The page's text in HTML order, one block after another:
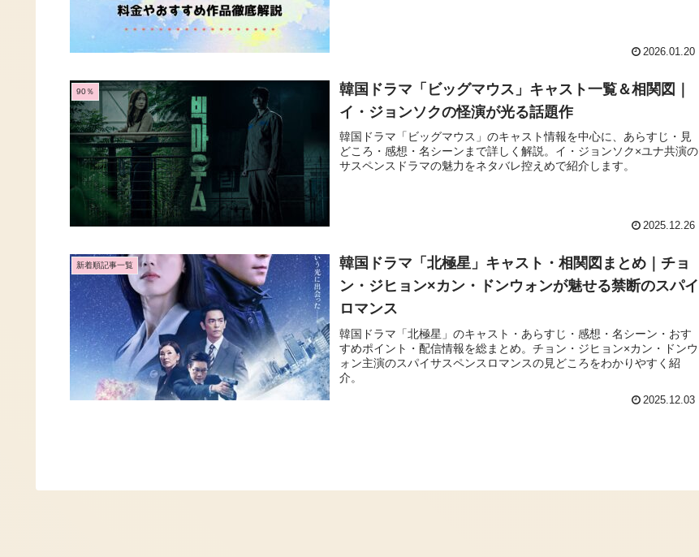
2026.01.20
90％
韓国ドラマ「ビッグマウス」キャスト一覧＆相関図｜
イ・ジョンソクの怪演が光る話題作
韓国ドラマ「ビッグマウス」のキャスト情報を中心に、あらすじ・見
どころ・感想・名シーンまで詳しく解説。イ・ジョンソク×ユナ共演の
サスペンスドラマの魅力をネタバレ控えめで紹介します。
2025.12.26
新着順記事一覧
韓国ドラマ「北極星」キャスト・相関図まとめ｜チョ
ン・ジヒョン×カン・ドンウォンが魅せる禁断のスパイ
ロマンス
韓国ドラマ「北極星」のキャスト・あらすじ・感想・名シーン・おす
すめポイント・配信情報を総まとめ。チョン・ジヒョン×カン・ドンウ
ォン主演のスパイサスペンスロマンスの見どころをわかりやすく紹
介。
2025.12.03